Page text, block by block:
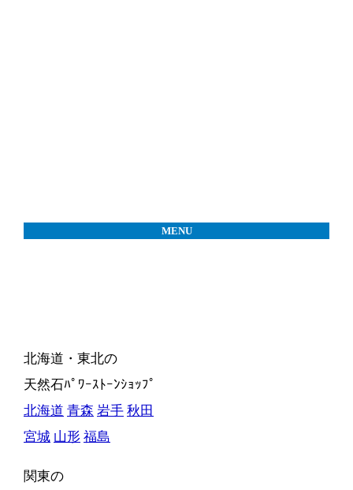
MENU
北海道・東北の
天然石ﾊﾟﾜｰｽﾄｰﾝｼｮｯﾌﾟ
北海道 青森 岩手 秋田
宮城 山形 福島
関東の